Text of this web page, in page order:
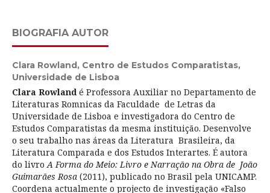
BIOGRAFIA AUTOR
Clara Rowland, Centro de Estudos Comparatistas,
Universidade de Lisboa
Clara Rowlandé Professora Auxiliar no Departamento de
Literaturas Romnicas da Faculdade de Letras da
Universidade de Lisboa e investigadora do Centro de
Estudos Comparatistas da mesma instituição. Desenvolve
o seu trabalho nas áreas da Literatura Brasileira, da
Literatura Comparada e dos Estudos Interartes. É autora
do livroA Forma do Meio: Livro e Narração na Obra de João
Guimarães Rosa(2011), publicado no Brasil pela UNICAMP.
Coordena actualmente o projecto de investigação «Falso